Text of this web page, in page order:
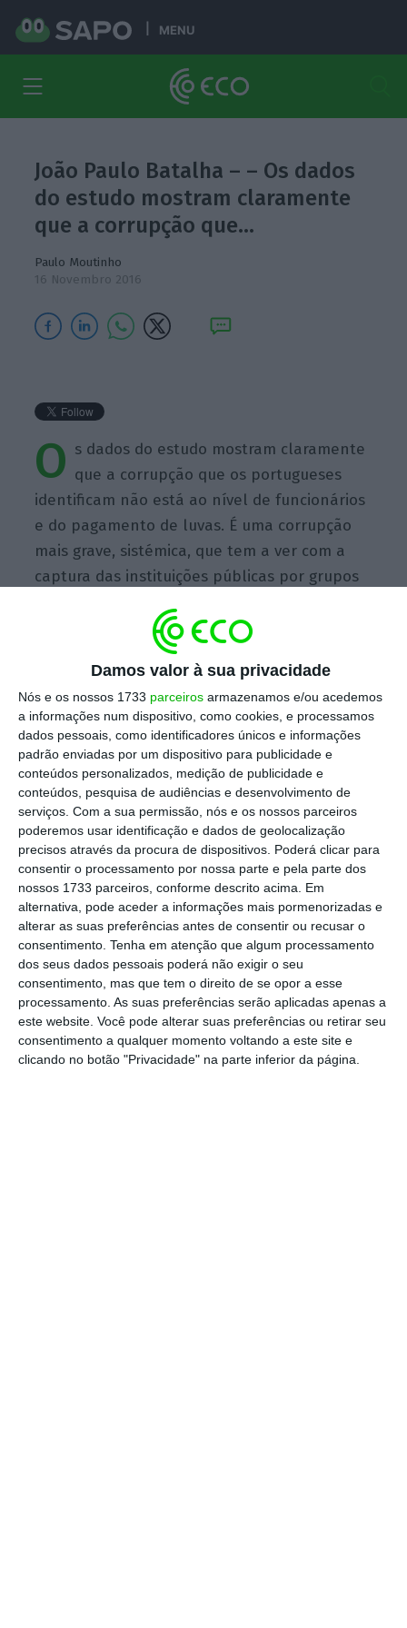
Damos valor à sua privacidade
Nós e os nossos 1733 parceiros armazenamos e/ou acedemos
a informações num dispositivo, como cookies, e processamos
dados pessoais, como identificadores únicos e informações
padrão enviadas por um dispositivo para publicidade e
conteúdos personalizados, medição de publicidade e
conteúdos, pesquisa de audiências e desenvolvimento de
serviços. Com a sua permissão, nós e os nossos parceiros
poderemos usar identificação e dados de geolocalização
precisos através da procura de dispositivos. Poderá clicar para
consentir o processamento por nossa parte e pela parte dos
nossos 1733 parceiros, conforme descrito acima. Em
alternativa, pode aceder a informações mais pormenorizadas e
alterar as suas preferências antes de consentir ou recusar o
consentimento. Tenha em atenção que algum processamento
dos seus dados pessoais poderá não exigir o seu
consentimento, mas que tem o direito de se opor a esse
processamento. As suas preferências serão aplicadas apenas a
este website. Você pode alterar suas preferências ou retirar seu
consentimento a qualquer momento voltando a este site e
clicando no botão "Privacidade" na parte inferior da página.
MENU
João Paulo Batalha – – Os dados
do estudo mostram claramente
que a corrupção que…
Paulo Moutinho
16 Novembro 2016
O s dados do estudo mostram claramente
que a corrupção que os portugueses
identificam não está ao nível de funcionários
e do pagamento de luvas. É uma corrupção
mais grave, sistémica, que tem a ver com a
captura das instituições públicas por grupos
desmesurado para moldar as leis e as
decisões regulatórias à sua conveniência, em
detrimento do interesse público.
https://eco.sapo.pt/quote/joao-paulo-batalha-os-dados-do-estudo-mostram-claramente-que-a-corrupcao-que-5/ Copiar
Assine o ECO Premium
No momento em que a informação é
mais importante do que nunca, apoie
o jornalismo independente e rigoroso.
De que forma? Assine o ECO Premium e
tenha acesso a notícias exclusivas, à